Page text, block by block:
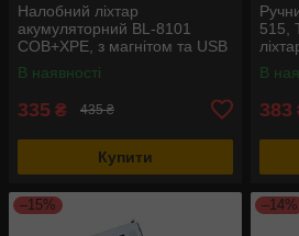
Налобний ліхтар
акумуляторний BL-8101
COB+XPE, з магнітом та USB
В наявності
335 ₴ 435 ₴
Купити
515,
В
383
–15% –14%